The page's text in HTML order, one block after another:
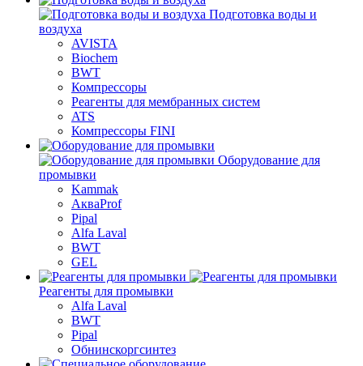
Подготовка воды и
воздуха
AVISTA
Biochem
BWT
Компрессоры
Реагенты для мембранных систем
ATS
Компрессоры FINI
Оборудование для
промывки
Kammak
АкваProf
Pipal
Alfa Laval
BWT
GEL
Реагенты для промывки
Alfa Laval
BWT
Pipal
Обнинскоргсинтез